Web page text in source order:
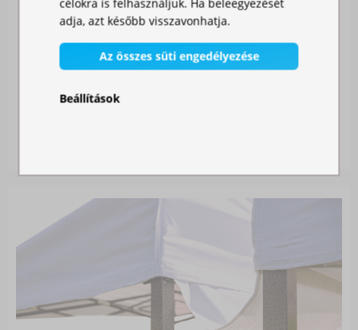
SZÚNYOGHÁLÓ SÁTORRA
célokra is felhasználjuk. Ha beleegyezését
adja, azt később visszavonhatja.
Az összes süti engedélyezése
Beállítások